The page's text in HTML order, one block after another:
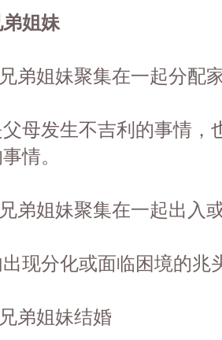
姐妹
姐妹聚集在一起分配
发生不吉利的事情，
情。
姐妹聚集在一起出入
分化或面临困境的兆
姐妹结婚